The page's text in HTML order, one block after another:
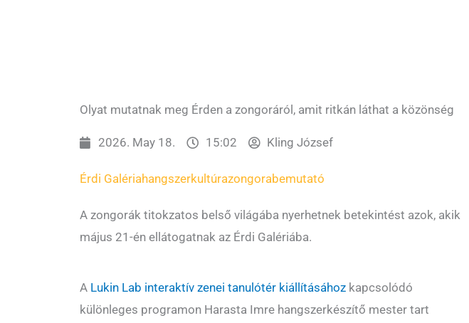
Olyat mutatnak meg Érden a zongoráról, amit ritkán láthat a közönség
2026. May 18. 15:02 Kling József
Érdi Galériahangszerkultúrazongorabemutató
A zongorák titokzatos belső világába nyerhetnek betekintést azok, akik
május 21-én ellátogatnak az Érdi Galériába.
A Lukin Lab interaktív zenei tanulótér kiállításához kapcsolódó
különleges programon Harasta Imre hangszerkészítő mester tart